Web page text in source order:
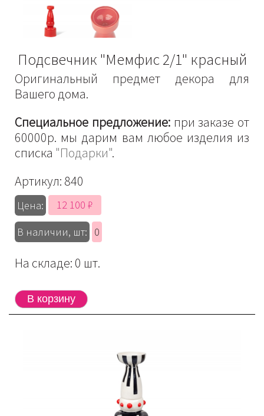
Подсвечник "Мемфис 2/1" красный
Оригинальный предмет декора для
Вашего дома.
Специальное предложение:при заказе от
60000р. мы дарим вам любое изделия из
списка "Подарки".
Артикул: 840
Цена:
12 100 ₽
В наличии, шт:
0
На складе: 0 шт.